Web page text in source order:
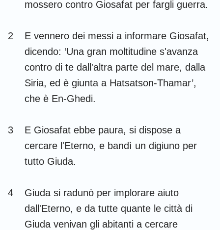
Isaia Geremia
Lamentazioni Ezechiele
Daniele Osea
Abdia Giona
Michea Nahum
Aggeo Zaccaria
Malachia
mossero contro Giosafat per fargli guerra.
2
E vennero dei messi a informare Giosafat,
dicendo: ‘Una gran moltitudine s'avanza
contro di te dall'altra parte del mare, dalla
Siria, ed è giunta a Hatsatson-Thamar’,
che è En-Ghedi.
3
E Giosafat ebbe paura, si dispose a
cercare l'Eterno, e bandì un digiuno per
tutto Giuda.
4
Giuda si radunò per implorare aiuto
dall'Eterno, e da tutte quante le città di
Giuda venivan gli abitanti a cercare